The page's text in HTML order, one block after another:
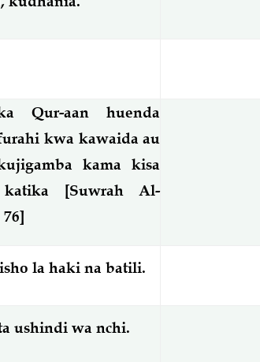
Qur-aan huenda
kwa kawaida au
kama kisa
[Suwrah Al-
la haki na batili.
ushindi wa nchi.